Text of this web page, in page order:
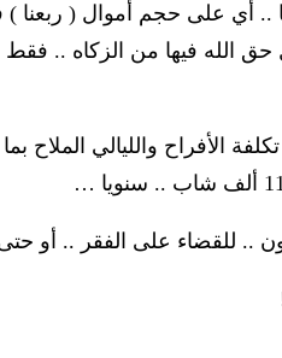
.. أي على حجم أموال ( ربعنا
حق الله فيها من الزكاه ..
الأفراح والليالي الملاح
.. للقضاء على الفقر .. أو